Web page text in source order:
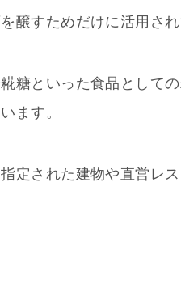
醸すためだけに活用さ
糖といった食品として
ます。
定された建物や直営レ